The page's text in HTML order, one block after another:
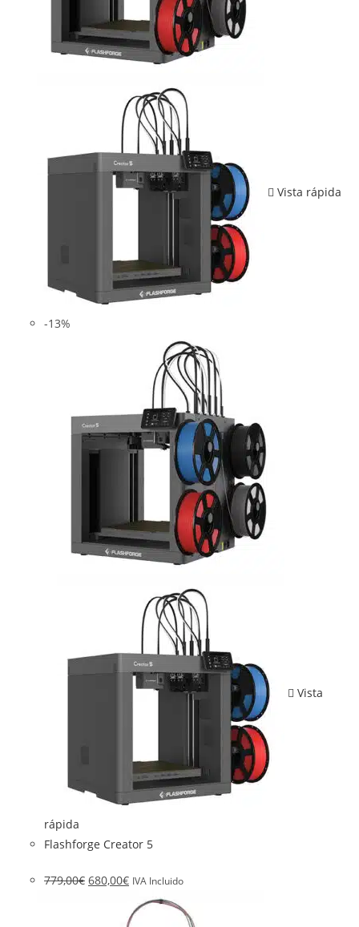
Vista rápida
-13%
Vista
rápida
Flashforge Creator 5
779,00€ 680,00€ IVA Incluido